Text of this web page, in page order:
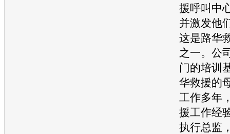
援呼叫中
并激发他
这是路华
之一。公
门的培训
华救援的
工作多年
援工作经
执行总监